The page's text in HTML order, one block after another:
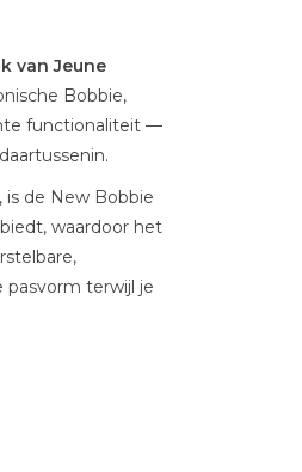
van Jeune
Bobbie,
functionaliteit —
de New Bobbie
waardoor het
terwijl je